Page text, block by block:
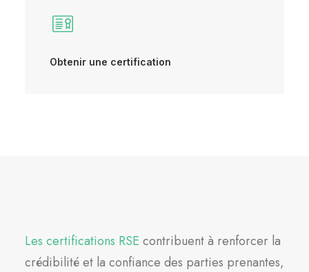
Obtenir une certification
Les certifications RSE contribuent à renforcer la
crédibilité et la confiance des parties prenantes,